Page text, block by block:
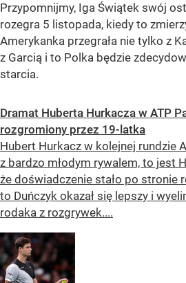
Przypomnijmy, Iga Świątek swój
rozegra 5 listopada, kiedy to
Amerykanka przegrała nie tylko z
z Garcią i to Polka będzie
starcia.
Dramat Huberta Hurkacza w ATP
rozgromiony przez 19-latka
Hubert Hurkacz w kolejnej rundzie
z bardzo młodym rywalem, to jest
że doświadczenie stało po stronie
to Duńczyk okazał się lepszy i
rodaka z rozgrywek....